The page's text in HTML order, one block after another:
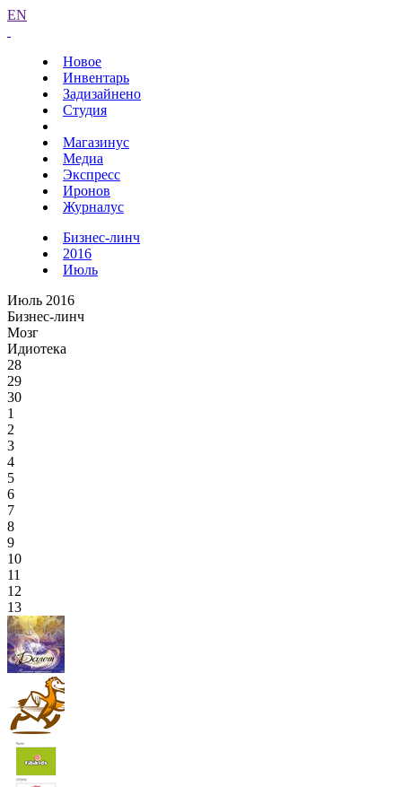
EN
Новое
Инвентарь
Задизайнено
Студия
Магазинус
Медиа
Экспресс
Иронов
Журналус
Бизнес-линч
2016
Июль
Июль 2016
Бизнес-линч
Мозг
Идиотека
28
29
30
1
2
3
4
5
6
7
8
9
10
11
12
13